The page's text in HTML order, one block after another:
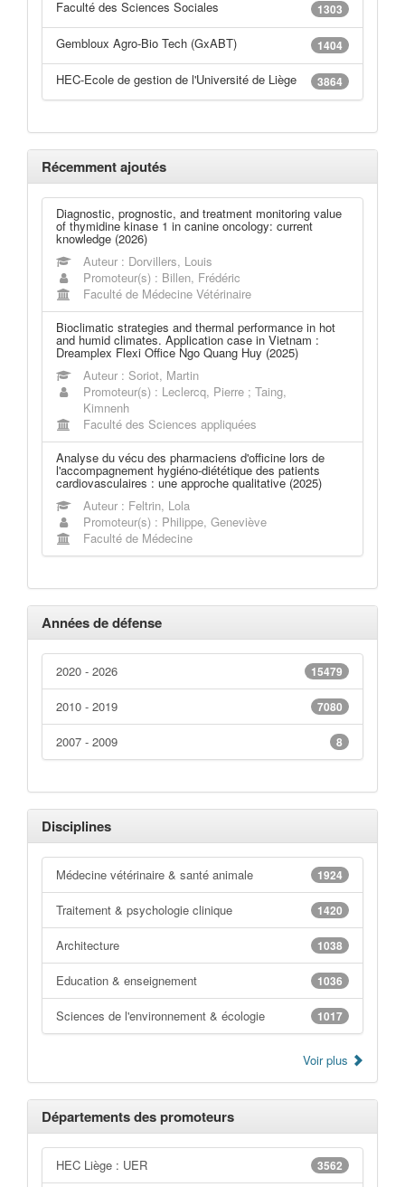
Faculté des Sciences Sociales 1303
Gembloux Agro-Bio Tech (GxABT) 1404
HEC-Ecole de gestion de l'Université de Liège 3864
Récemment ajoutés
Diagnostic, prognostic, and treatment monitoring value
of thymidine kinase 1 in canine oncology: current
knowledge (2026)
Auteur : Dorvillers, Louis
Promoteur(s) : Billen, Frédéric
Faculté de Médecine Vétérinaire
Bioclimatic strategies and thermal performance in hot
and humid climates. Application case in Vietnam :
Dreamplex Flexi Office Ngo Quang Huy (2025)
Auteur : Soriot, Martin
Promoteur(s) : Leclercq, Pierre ; Taing,
Kimnenh
Faculté des Sciences appliquées
Analyse du vécu des pharmaciens d'officine lors de
l'accompagnement hygiéno-diététique des patients
cardiovasculaires : une approche qualitative (2025)
Auteur : Feltrin, Lola
Promoteur(s) : Philippe, Geneviève
Faculté de Médecine
Années de défense
15479
2020 - 2026
7080
2010 - 2019
8
2007 - 2009
Disciplines
1924
Médecine vétérinaire & santé animale
1420
Traitement & psychologie clinique
1038
Architecture
1036
Education & enseignement
1017
Sciences de l'environnement & écologie
Voir plus
Départements des promoteurs
3562
HEC Liège : UER